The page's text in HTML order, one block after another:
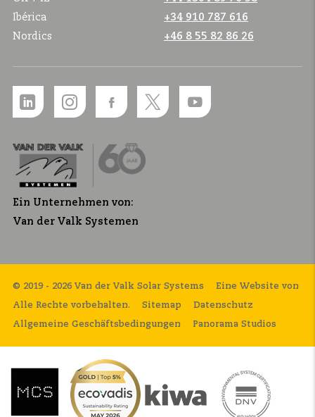
Ibérica
+34 910 787 616
Nordics
+46 8 55 82 86 26
Ein Unternehmen von:
Van der Valk Systemen
© 2019 - 2026 Van der Valk Solar Systems
Alle Rechte vorbehalten. Sitemap Datenschutz
Allgemeine Geschäftsbedingungen
Eine Website von
Panorama Studios